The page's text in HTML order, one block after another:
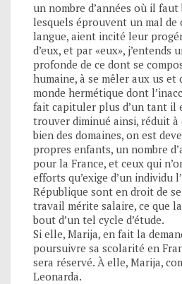
un nombre d’années où il
lesquels éprouvent un mal de
langue, aient incité leur
d’eux, et par «eux», j’entends
profonde de ce dont se
humaine, à se mêler aux us et
monde hermétique dont
fait capituler plus d’un tant il
trouver diminué ainsi, réduit à
bien des domaines, on est
propres enfants, un nombre
pour la France, et ceux qui
efforts qu’exige d’un individu
République sont en droit de
travail mérite salaire, ce que
bout d’un tel cycle d’étude.
Si elle, Marija, en fait la
poursuivre sa scolarité en
sera réservé. À elle, Marija,
Leonarda.